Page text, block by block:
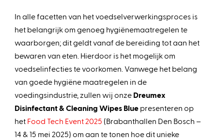
In alle facetten van het voedselverwerkingsproces is
het belangrijk om genoeg hygiënemaatregelen te
waarborgen; dit geldt vanaf de bereiding tot aan het
bewaren van eten. Hierdoor is het mogelijk om
voedselinfecties te voorkomen. Vanwege het belang
van goede hygiëne maatregelen in de
voedingsindustrie, zullen wij onze Dreumex
Disinfectant & Cleaning Wipes Blue presenteren op
het Food Tech Event 2025 (Brabanthallen Den Bosch –
14 & 15 mei 2025) om aan te tonen hoe dit unieke